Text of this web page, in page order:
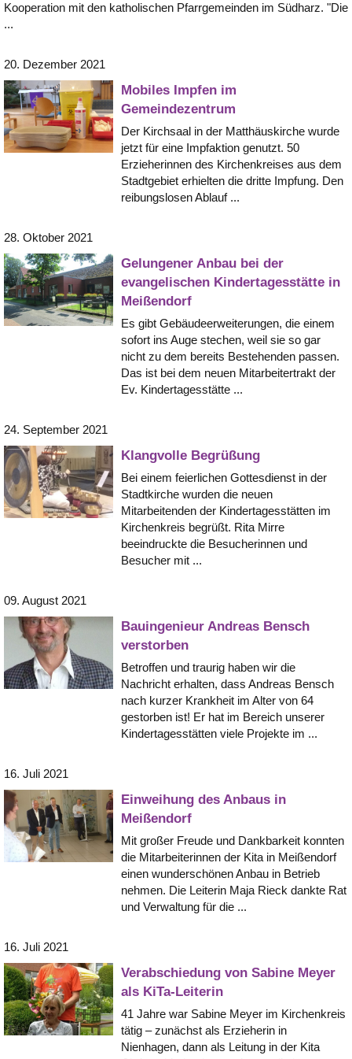
Kooperation mit den katholischen Pfarrgemeinden im Südharz. "Die
...
20. Dezember 2021
Mobiles Impfen im
Gemeindezentrum
Der Kirchsaal in der Matthäuskirche wurde
jetzt für eine Impfaktion genutzt. 50
Erzieherinnen des Kirchenkreises aus dem
Stadtgebiet erhielten die dritte Impfung. Den
reibungslosen Ablauf ...
28. Oktober 2021
Gelungener Anbau bei der
evangelischen Kindertagesstätte in
Meißendorf
Es gibt Gebäudeerweiterungen, die einem
sofort ins Auge stechen, weil sie so gar
nicht zu dem bereits Bestehenden passen.
Das ist bei dem neuen Mitarbeitertrakt der
Ev. Kindertagesstätte ...
24. September 2021
Klangvolle Begrüßung
Bei einem feierlichen Gottesdienst in der
Stadtkirche wurden die neuen
Mitarbeitenden der Kindertagesstätten im
Kirchenkreis begrüßt. Rita Mirre
beeindruckte die Besucherinnen und
Besucher mit ...
09. August 2021
Bauingenieur Andreas Bensch
verstorben
Betroffen und traurig haben wir die
Nachricht erhalten, dass Andreas Bensch
nach kurzer Krankheit im Alter von 64
gestorben ist! Er hat im Bereich unserer
Kindertagesstätten viele Projekte im ...
16. Juli 2021
Einweihung des Anbaus in
Meißendorf
Mit großer Freude und Dankbarkeit konnten
die Mitarbeiterinnen der Kita in Meißendorf
einen wunderschönen Anbau in Betrieb
nehmen. Die Leiterin Maja Rieck dankte Rat
und Verwaltung für die ...
16. Juli 2021
Verabschiedung von Sabine Meyer
als KiTa-Leiterin
41 Jahre war Sabine Meyer im Kirchenkreis
tätig – zunächst als Erzieherin in
Nienhagen, dann als Leitung in der Kita